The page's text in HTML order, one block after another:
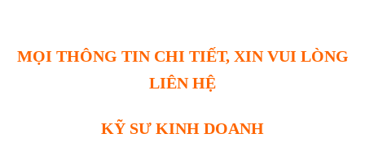
MỌI THÔNG TIN CHI TIẾT, XIN VUI LÒNG
LIÊN HỆ
KỸ SƯ KINH DOANH